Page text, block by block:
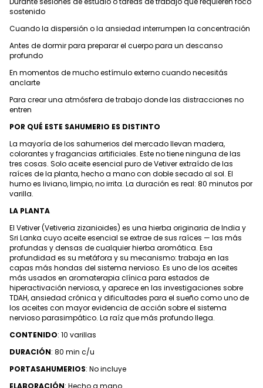
sostenido
Cuando la dispersión o la ansiedad interrumpen la concentración
Antes de dormir para preparar el cuerpo para un descanso
profundo
En momentos de mucho estímulo externo cuando necesitás
anclarte
Para crear una atmósfera de trabajo donde las distracciones no
entren
POR QUÉ ESTE SAHUMERIO ES DISTINTO
La mayoría de los sahumerios del mercado llevan madera,
colorantes y fragancias artificiales. Este no tiene ninguna de las
tres cosas. Solo aceite esencial puro de Vetiver extraído de las
raíces de la planta, hecho a mano con doble secado al sol. El
humo es liviano, limpio, no irrita. La duración es real: 80 minutos por
varilla.
LA PLANTA
El Vetiver (Vetiveria zizanioides) es una hierba originaria de India y
Sri Lanka cuyo aceite esencial se extrae de sus raíces — las más
profundas y densas de cualquier hierba aromática. Esa
profundidad es su metáfora y su mecanismo: trabaja en las
capas más hondas del sistema nervioso. Es uno de los aceites
más usados en aromaterapia clínica para estados de
hiperactivación nerviosa, y aparece en las investigaciones sobre
TDAH, ansiedad crónica y dificultades para el sueño como uno de
los aceites con mayor evidencia de acción sobre el sistema
nervioso parasimpático. La raíz que más profundo llega.
CONTENIDO: 10 varillas
DURACIÓN: 80 min c/u
PORTASAHUMERIOS: No incluye